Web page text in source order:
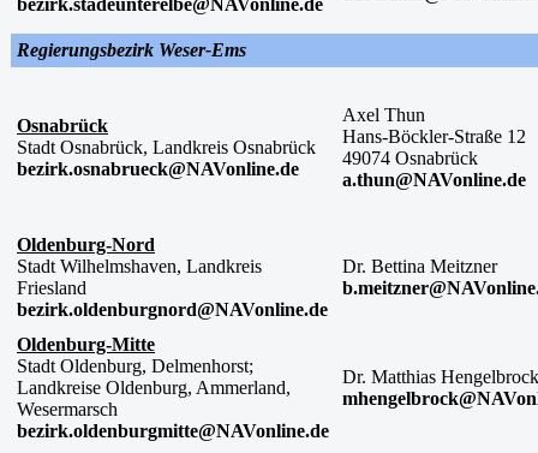
Regierungsbezirk Weser-Ems
Osnabrück
Stadt Osnabrück, Landkreis Osnabrück
bezirk.osnabrueck@NAVonline.de
Axel Thun
Hans-Böckler-Straße 12
49074 Osnabrück
a.thun@NAVonline.de
Oldenburg-Nord
Stadt Wilhelmshaven, Landkreis
Friesland
bezirk.oldenburgnord@NAVonline.de
Dr. Bettina Meitzner
Oldenburg-Mitte
Stadt Oldenburg, Delmenhorst;
Landkreise Oldenburg, Ammerland,
Wesermarsch
bezirk.oldenburgmitte@NAVonline.de
Dr. Matthias Hengelbrock